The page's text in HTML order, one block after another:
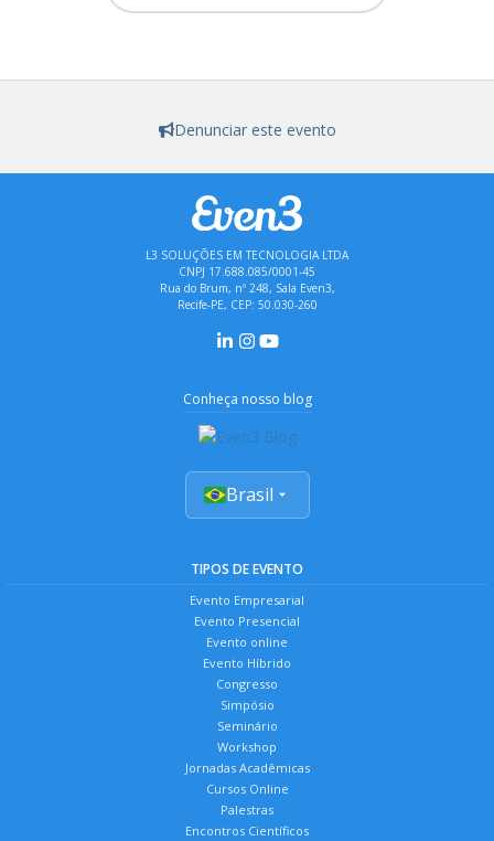
Denunciar este evento
L3 SOLUÇÕES EM TECNOLOGIA LTDA
CNPJ 17.688.085/0001-45
Rua do Brum, nº 248, Sala Even3,
Recife-PE, CEP: 50.030-260
Conheça nosso blog
Brasil
TIPOS DE EVENTO
Evento Empresarial
Evento Presencial
Evento online
Evento Híbrido
Congresso
Simpósio
Seminário
Workshop
Jornadas Acadêmicas
Cursos Online
Palestras
Encontros Científicos